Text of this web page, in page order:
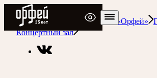
Радио Орфей
Радио классической музыки «Орфей»
Концертный зал